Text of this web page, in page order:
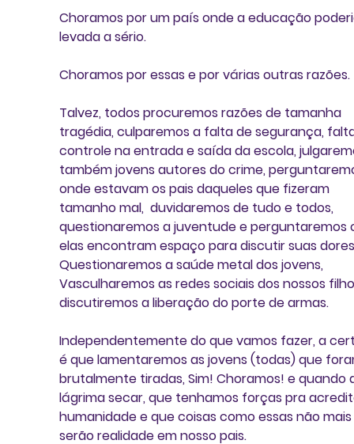
Choramos por um país onde a educação
levada a sério.
Choramos por essas e por várias outras razões.
Talvez, todos procuremos razões de tamanha
tragédia, culparemos a falta de segurança,
controle na entrada e saída da escola,
também jovens autores do crime,
onde estavam os pais daqueles que fizeram
tamanho mal,  duvidaremos de tudo e todos,
questionaremos a juventude e perguntaremos
elas encontram espaço para discutir suas
Questionaremos a saúde metal dos jovens,
Vasculharemos as redes sociais dos nossos
discutiremos a liberação do porte de armas.
Independentemente do que vamos fazer, a
é que lamentaremos as jovens (todas) que
brutalmente tiradas, Sim! Choramos! e quando
lágrima secar, que tenhamos forças pra
humanidade e que coisas como essas não mais
serão realidade em nosso pais.